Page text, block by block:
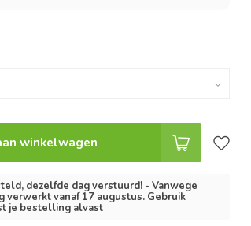
winkelwagen
dezelfde dag verstuurd! - Vanwege
vanaf 17 augustus. Gebruik
je bestelling alvast